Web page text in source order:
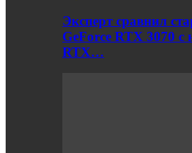
Эксперт сравнил
GeForce RTX 3070 с
RTX…